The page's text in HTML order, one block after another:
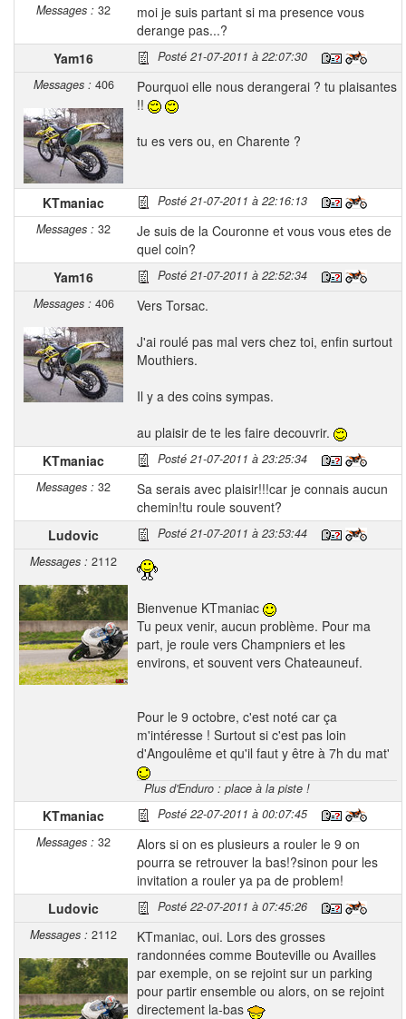
Messages : 32
moi je suis partant si ma presence vous
derange pas...?
Yam16
Posté 21-07-2011 à 22:07:30
Messages : 406
Pourquoi elle nous derangerai ? tu plaisantes
!!
tu es vers ou, en Charente ?
KTmaniac
Posté 21-07-2011 à 22:16:13
Messages : 32
Je suis de la Couronne et vous vous etes de
quel coin?
Yam16
Posté 21-07-2011 à 22:52:34
Messages : 406
Vers Torsac.
J'ai roulé pas mal vers chez toi, enfin surtout
Mouthiers.
Il y a des coins sympas.
au plaisir de te les faire decouvrir.
KTmaniac
Posté 21-07-2011 à 23:25:34
Messages : 32
Sa serais avec plaisir!!!car je connais aucun
chemin!tu roule souvent?
Ludovic
Posté 21-07-2011 à 23:53:44
Messages : 2112
Bienvenue KTmaniac
Tu peux venir, aucun problème. Pour ma
part, je roule vers Champniers et les
environs, et souvent vers Chateauneuf.
Pour le 9 octobre, c'est noté car ça
m'intéresse ! Surtout si c'est pas loin
d'Angoulême et qu'il faut y être à 7h du mat'
Plus d'Enduro : place à la piste !
KTmaniac
Posté 22-07-2011 à 00:07:45
Messages : 32
Alors si on es plusieurs a rouler le 9 on
pourra se retrouver la bas!?sinon pour les
invitation a rouler ya pa de problem!
Ludovic
Posté 22-07-2011 à 07:45:26
Messages : 2112
KTmaniac, oui. Lors des grosses
randonnées comme Bouteville ou Availles
par exemple, on se rejoint sur un parking
pour partir ensemble ou alors, on se rejoint
directement la-bas